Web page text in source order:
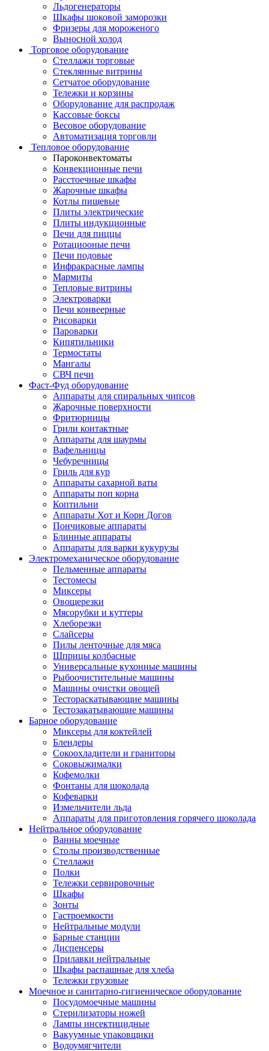
Льдогенераторы
Шкафы шоковой заморозки
Фризеры для мороженого
Выносной холод
Торговое оборудование
Стеллажи торговые
Стеклянные витрины
Сетчатое оборудование
Тележки и корзины
Оборудование для распродаж
Кассовые боксы
Весовое оборудование
Автоматизация торговли
Тепловое оборудование
Пароконвектоматы
Конвекционные печи
Расстоечные шкафы
Жарочные шкафы
Котлы пищевые
Плиты электрические
Плиты индукционные
Печи для пиццы
Ротациооные печи
Печи подовые
Инфракрасные лампы
Мармиты
Тепловые витрины
Электроварки
Печи конвеерные
Рисоварки
Пароварки
Кипятильники
Термостаты
Мангалы
СВЧ печи
Фаст-Фуд оборудование
Аппараты для спиральных чипсов
Жарочные поверхности
Фритюрницы
Грили контактные
Аппараты для шаурмы
Вафельницы
Чебуречницы
Гриль для кур
Аппараты сахарной ваты
Аппараты поп корна
Коптильни
Аппараты Хот и Корн Догов
Пончиковые аппараты
Блинные аппараты
Аппараты для варки кукурузы
Электромеханическое оборудование
Пельменные аппараты
Тестомесы
Миксеры
Овощерезки
Мясорубки и куттеры
Хлеборезки
Слайсеры
Пилы ленточные для мяса
Шприцы колбасные
Универсальные кухонные машины
Рыбоочистительные машины
Машины очистки овощей
Тестораскатывающие машины
Тестозакатывающие машины
Барное оборудование
Миксеры для коктейлей
Блендеры
Сокоохладители и граниторы
Соковыжималки
Кофемолки
Фонтаны для шоколада
Кофеварки
Измельчители льда
Аппараты для приготовления горячего шоколада
Нейтральное оборудование
Ванны моечные
Столы производственные
Стеллажи
Полки
Тележки сервировочные
Шкафы
Зонты
Гастроемкости
Нейтральные модули
Барные станции
Диспенсеры
Прилавки нейтральные
Шкафы распашные для хлеба
Тележки грузовые
Моечное и санитарно-гигиеническое оборудование
Посудомоечные машины
Стерилизаторы ножей
Лампы инсектицидные
Вакуумные упаковщики
Водоумягчители